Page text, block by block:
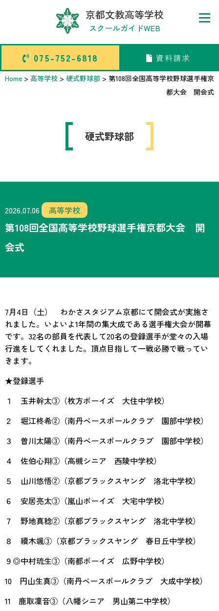
075-752-6818 資料請求
中学校部活TOP
京都文教高等学校
スクールガイドWEB
075-752-6818 資料請求
Home > 高等学校 > 硬式野球部 > 第108回全国高等学校野球選手権京
都大会 開会式
硬式野球部
2026.07.06 高等学校
第108回全国高等学校野球選手権京都大会 開
会式
7月4日（土） わかさスタジアム京都にて開会式が実施さ
れました。いよいよ1年間の集大成である選手権大会が開幕
です。32名の部員を代表して20名の登録選手が堂々の入場
行進をしてくれました。頂点目指して一戦必勝で戦ってい
きます。
★登録選手
１ 玉井幹太③（枚方ボーイズ 大住中学校）
２ 堀江柊希②（南丹ベースボールクラブ 園部中学校）
３ 曽川太陽③（南丹ベースボールクラブ 園部中学校）
４ 佐伯心翔③（高槻シニア 西陵中学校）
５ 山川悠悟②（京都ブラックスヤング 洛北中学校）
６ 安居亮太③（嵐山ボーイズ 大宅中学校）
７ 野地真稔②（京都ブラックスヤング 洛北中学校）
８ 續木颯③（京都ブラックスヤング 春日丘中学校）
９◎中村琉生③（南都ボーイズ 広野中学校）
10 円山生真③（南丹ベースボールクラブ 大成中学校）
11 鹿取凜音③（八幡シニア 男山第二中学校）